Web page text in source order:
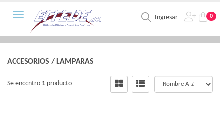
Ingresar 0
Toggle navigation
ACCESORIOS / LAMPARAS
Se encontro 1 producto